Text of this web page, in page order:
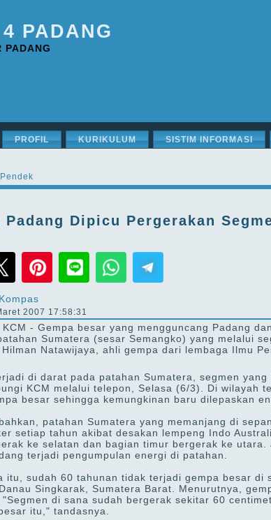
PADANG
PADANG
PROFIL KURIKULUM SISTIM INFORMASI
Padang Dipicu Pergerakan
2007 17:58:31
KCM - Gempa besar yang mengguncang Padang
Sumatera (sesar Semangko) yang melalui
Hilman Natawijaya, ahli gempa dari lembaga Ilmu
di darat pada patahan Sumatera, segmen
KCM melalui telepon, Selasa (6/3). Di wilayah
besar sehingga kemungkinan baru dilepaskan
patahan Sumatera yang memanjang di
setiap tahun akibat desakan lempeng Indo
ke selatan dan bagian timur bergerak ke utara.
terjadi pengumpulan energi di patahan.
itu, sudah 60 tahunan tidak terjadi gempa besar di
Singkarak, Sumatera Barat. Menurutnya,
di sana sudah bergerak sekitar 60
itu," tandasnya.